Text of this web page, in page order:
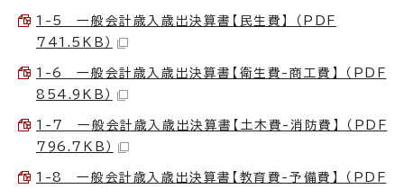
1-5 一般会計歳入歳出決算書【民生費】 （PDF
741.5KB）
1-6 一般会計歳入歳出決算書【衛生費-商工費】 （PDF
854.9KB）
1-7 一般会計歳入歳出決算書【土木費-消防費】 （PDF
796.7KB）
1-8 一般会計歳入歳出決算書【教育費-予備費】 （PDF